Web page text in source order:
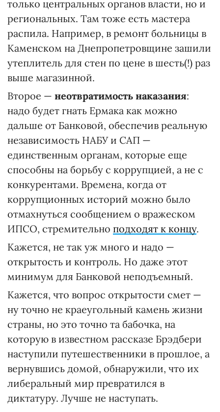
только центральных органов власти, но и
региональных. Там тоже есть мастера
распила. Например, в ремонт больницы в
Каменском на Днепропетровщине зашили
утеплитель для стен по цене в шесть(!) раз
выше магазинной.
Второе — неотвратимость наказания:
надо будет гнать Ермака как можно
дальше от Банковой, обеспечив реальную
независимость НАБУ и САП —
единственным органам, которые еще
способны на борьбу с коррупцией, а не с
конкурентами. Времена, когда от
коррупционных историй можно было
отмахнуться сообщением о вражеском
ИПСО, стремительно подходят к концу.
Кажется, не так уж много и надо —
открытость и контроль. Но даже этот
минимум для Банковой неподъемный.
Кажется, что вопрос открытости смет —
ну точно не краеугольный камень жизни
страны, но это точно та бабочка, на
которую в известном рассказе Брэдбери
наступили путешественники в прошлое, а
вернувшись домой, обнаружили, что их
либеральный мир превратился в
диктатуру. Лучше не наступать.